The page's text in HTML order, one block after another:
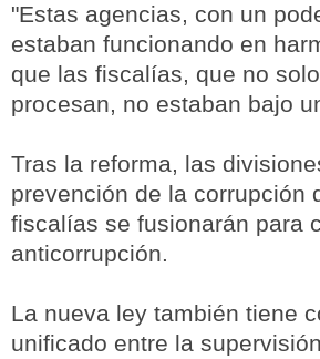
"Estas agencias, con un
estaban funcionando en
que las fiscalías, que no
procesan, no estaban bajo
Tras la reforma, las
prevención de la corrupción
fiscalías se fusionarán para
anticorrupción.
La nueva ley también tiene
unificado entre la